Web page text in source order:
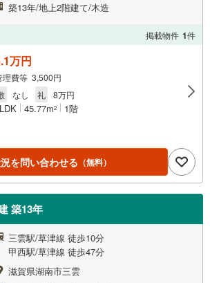
築13年/地上2階建て/木造
掲載物件 1件
万円
理費等 3,500円
なし 礼 8万円
45.77m2 1階
を問い合わせる （無料）
築13年
三雲駅/草津線 徒歩10分
甲西駅/草津線 徒歩47分
滋賀県湖南市三雲